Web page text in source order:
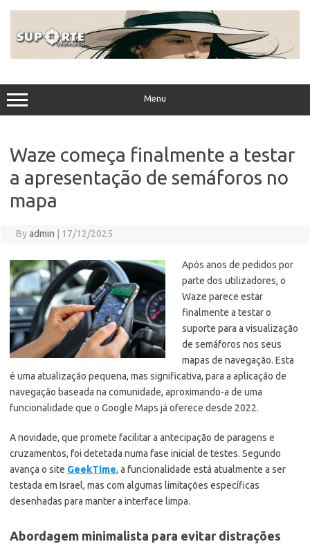
Menu
Waze começa finalmente a testar
a apresentação de semáforos no
mapa
Byadmin 17/12/2025
Após anos de pedidos por
parte dos utilizadores, o
Waze parece estar
finalmente a testar o
suporte para a visualização
de semáforos nos seus
mapas de navegação. Esta
é uma atualização pequena, mas significativa, para a aplicação de
navegação baseada na comunidade, aproximando-a de uma
funcionalidade que o Google Maps já oferece desde 2022.
A novidade, que promete facilitar a antecipação de paragens e
cruzamentos, foi detetada numa fase inicial de testes. Segundo
avança o site GeekTime, a funcionalidade está atualmente a ser
testada em Israel, mas com algumas limitações específicas
desenhadas para manter a interface limpa.
Abordagem minimalista para evitar distrações